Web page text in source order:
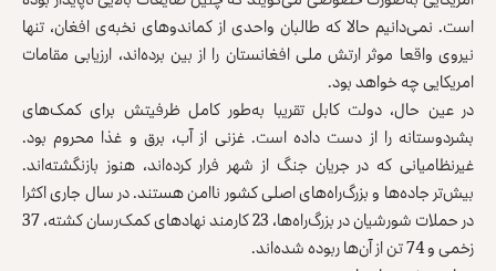
است. نمی‌دانیم حالا که طالبان واحدی از کماندوهای نخبه‌ی افغان، تنها
نیروی واقعا موثر ارتش ملی افغانستان را از بین برده‌اند، ارزیابی مقامات
امریکایی چه خواهد بود.
در عین حال، دولت کابل تقریبا به‌طور کامل ظرفیتش برای کمک‌های
بشردوستانه را از دست داده است. غزنی از آب، برق و غذا محروم بود.
غیرنظامیانی که در جریان جنگ از شهر فرار کرده‌اند، هنوز بازنگشته‌اند.
بیش‌تر جاده‌ها و بزرگ‌راه‌های اصلی کشور ناامن هستند. در سال جاری اکثرا
در حملات‌ شورشیان در بزرگ‌راه‌ها، 23 کارمند نهادهای کمک‌رسان کشته‌، 37
زخمی و 74 تن از آن‌ها ربوده شده‌اند.